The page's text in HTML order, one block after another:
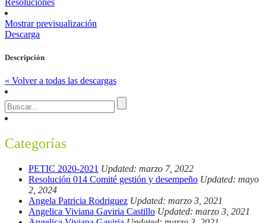
Mostrar previsualización
Descarga
Descripción
« Volver a todas las descargas
Categorías
PETIC 2020-2021 Updated: marzo 7, 2022
Resolución 014 Comité gestión y desempeño Updated: mayo
2, 2024
Angela Patricia Rodriguez Updated: marzo 3, 2021
Angelica Viviana Gaviria Castillo Updated: marzo 3, 2021